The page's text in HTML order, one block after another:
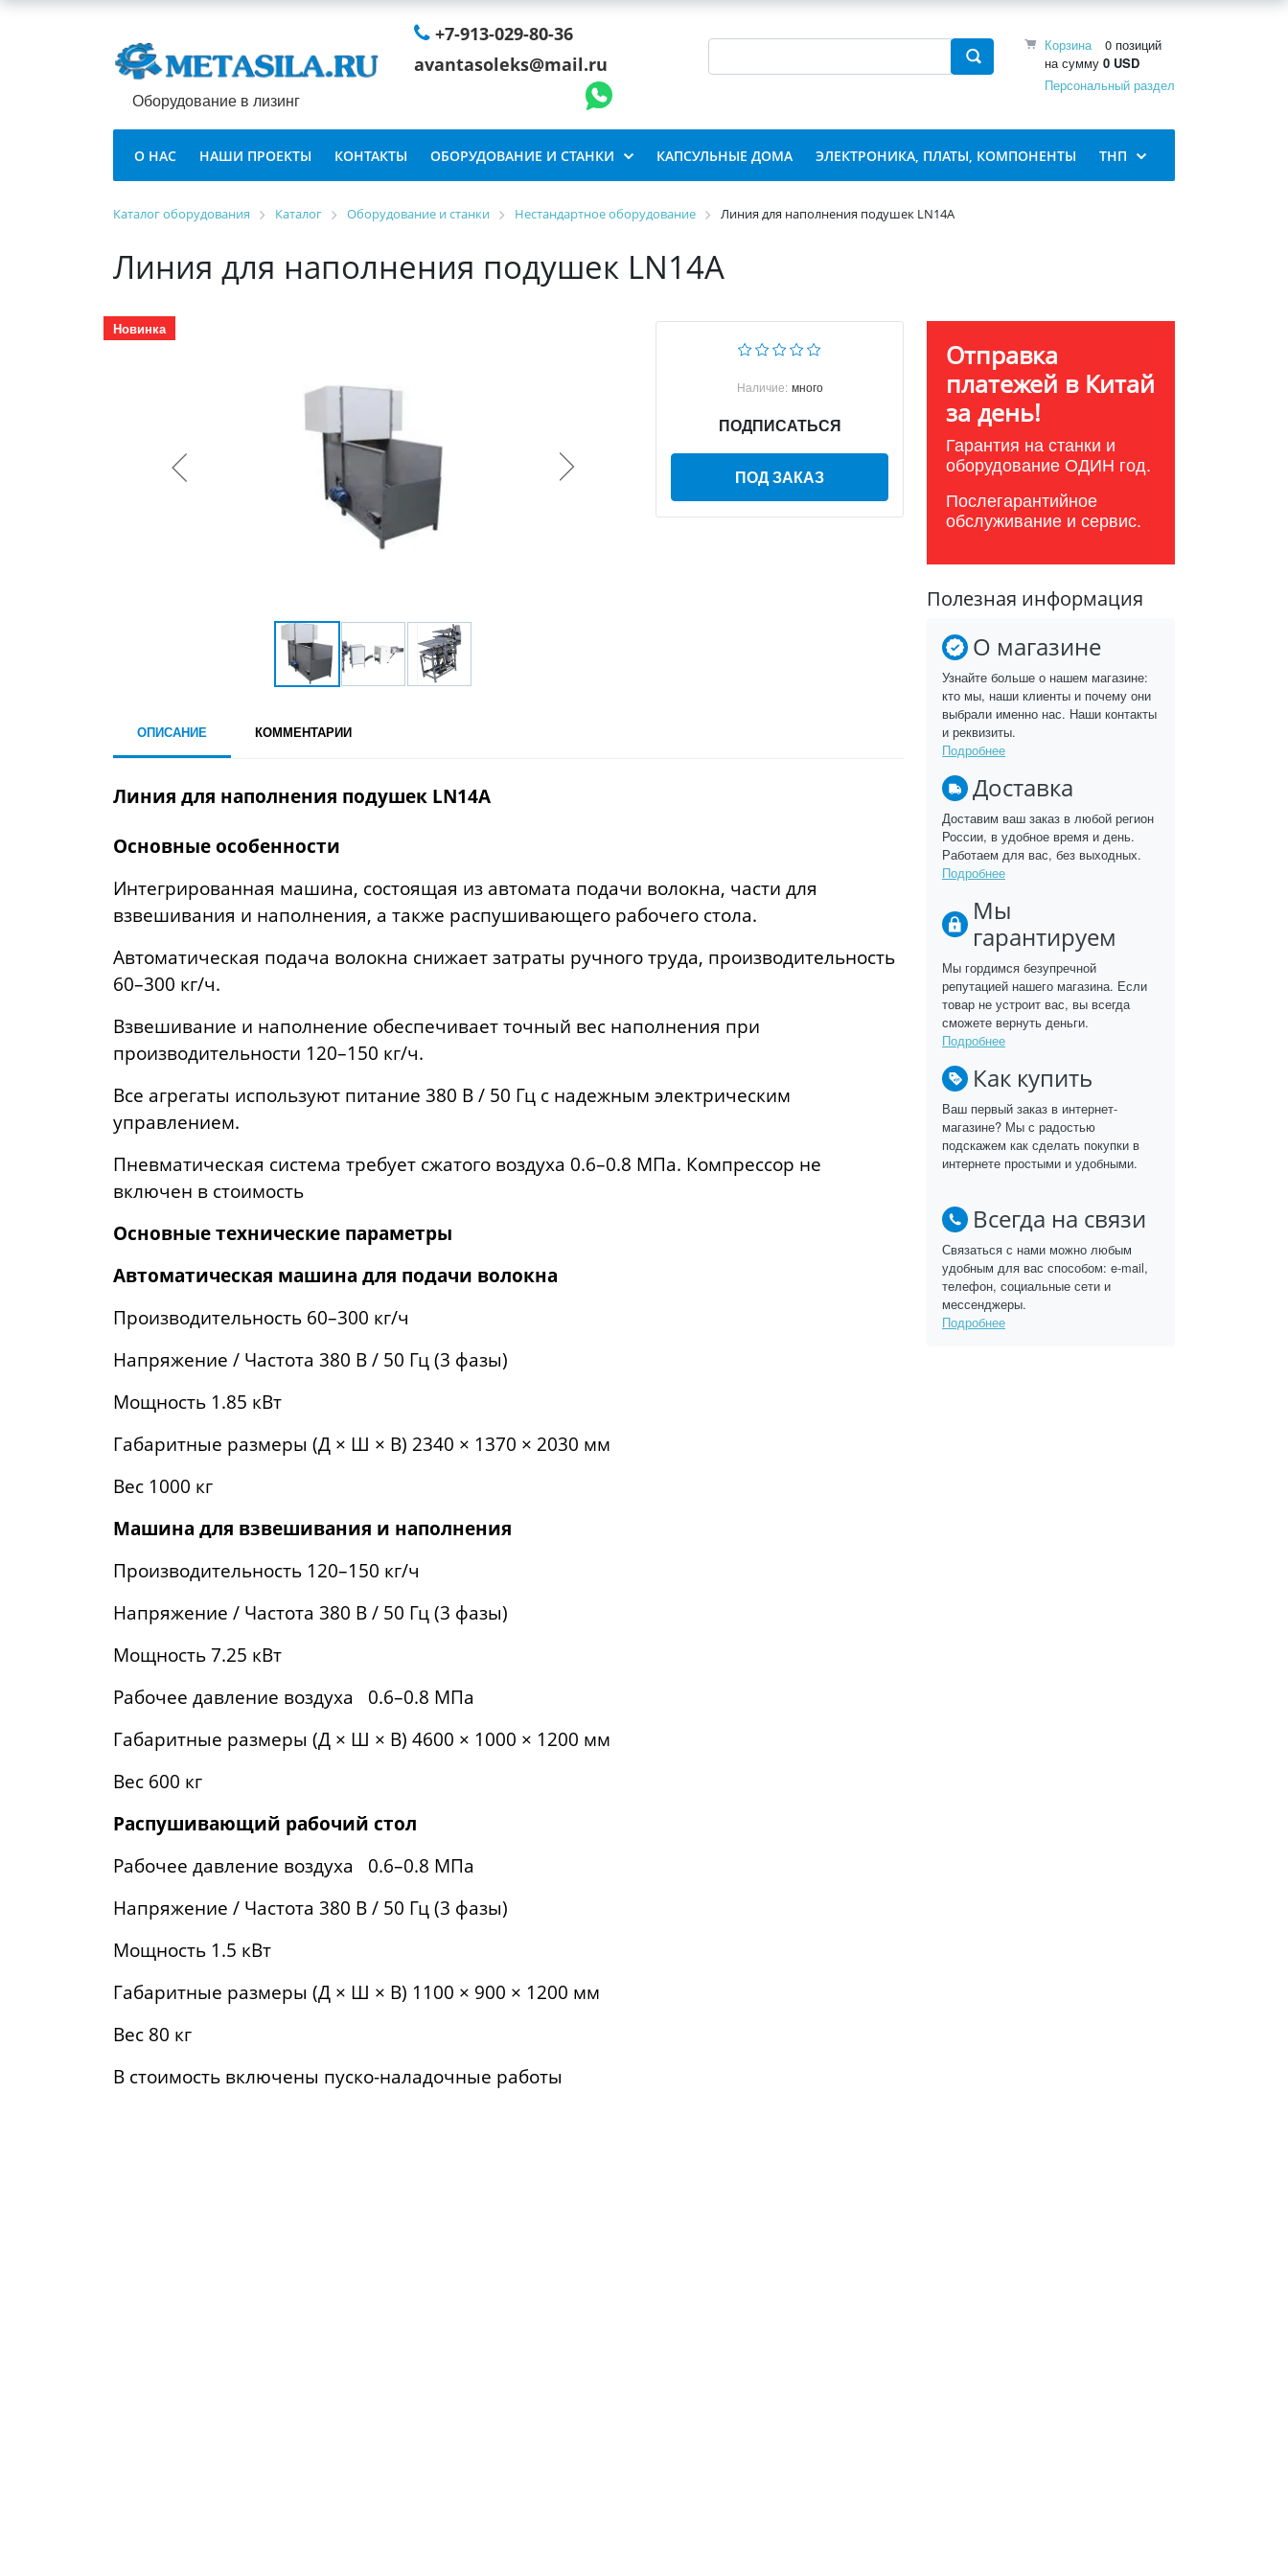
Оборудование в лизинг
Корзина
0 позиций
на сумму 0 USD
Персональный раздел
+7-913-029-80-36
avantasoleks@mail.ru
О НАС НАШИ ПРОЕКТЫ КОНТАКТЫ ОБОРУДОВАНИЕ И СТАНКИ КАПСУЛЬНЫЕ ДОМА ЭЛЕКТРОНИКА, ПЛАТЫ, КОМПОНЕНТЫ ТНП
Каталог оборудования Каталог Оборудование и станки Нестандартное оборудование Линия для наполнения подушек LN14A
Линия для наполнения подушек LN14A
Новинка
Наличие: много
ПОДПИСАТЬСЯ
ПОД ЗАКАЗ
ОПИСАНИЕ КОММЕНТАРИИ
Линия для наполнения подушек LN14A
Основные особенности
Интегрированная машина, состоящая из автомата подачи волокна, части для
взвешивания и наполнения, а также распушивающего рабочего стола.
Автоматическая подача волокна снижает затраты ручного труда, производительность
60–300 кг/ч.
Взвешивание и наполнение обеспечивает точный вес наполнения при
производительности 120–150 кг/ч.
Все агрегаты используют питание 380 В / 50 Гц с надежным электрическим
управлением.
Пневматическая система требует сжатого воздуха 0.6–0.8 МПа. Компрессор не
включен в стоимость
Основные технические параметры
Автоматическая машина для подачи волокна
Производительность 60–300 кг/ч
Напряжение / Частота 380 В / 50 Гц (3 фазы)
Мощность 1.85 кВт
Габаритные размеры (Д × Ш × В) 2340 × 1370 × 2030 мм
Вес 1000 кг
Машина для взвешивания и наполнения
Производительность 120–150 кг/ч
Напряжение / Частота 380 В / 50 Гц (3 фазы)
Мощность 7.25 кВт
Рабочее давление воздуха 0.6–0.8 МПа
Габаритные размеры (Д × Ш × В) 4600 × 1000 × 1200 мм
Вес 600 кг
Распушивающий рабочий стол
Рабочее давление воздуха 0.6–0.8 МПа
Напряжение / Частота 380 В / 50 Гц (3 фазы)
Мощность 1.5 кВт
Габаритные размеры (Д × Ш × В) 1100 × 900 × 1200 мм
Вес 80 кг
В стоимость включены пуско-наладочные работы
Отправка
платежей в Китай
за день!
Гарантия на станки и
оборудование ОДИН год.
Послегарантийное
обслуживание и сервис.
Полезная информация
О магазине
Узнайте больше о нашем магазине:
кто мы, наши клиенты и почему они
выбрали именно нас. Наши контакты
и реквизиты.
Подробнее
Доставка
Доставим ваш заказ в любой регион
России, в удобное время и день.
Работаем для вас, без выходных.
Подробнее
Мы
гарантируем
Мы гордимся безупречной
репутацией нашего магазина. Если
товар не устроит вас, вы всегда
сможете вернуть деньги.
Подробнее
Как купить
Ваш первый заказ в интернет-
магазине? Мы с радостью
подскажем как сделать покупки в
интернете простыми и удобными.
Всегда на связи
Связаться с нами можно любым
удобным для вас способом: e-mail,
телефон, социальные сети и
мессенджеры.
Подробнее